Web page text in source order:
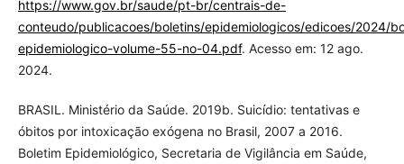
https://www.gov.br/saude/pt-br/centrais-de-
conteudo/publicacoes/boletins/epidemiologicos/edicoes/2024/
epidemiologico-volume-55-no-04.pdf. Acesso em: 12 ago.
2024.
BRASIL. Ministério da Saúde. 2019b. Suicídio: tentativas e
óbitos por intoxicação exógena no Brasil, 2007 a 2016.
Boletim Epidemiológico, Secretaria de Vigilância em Saúde,